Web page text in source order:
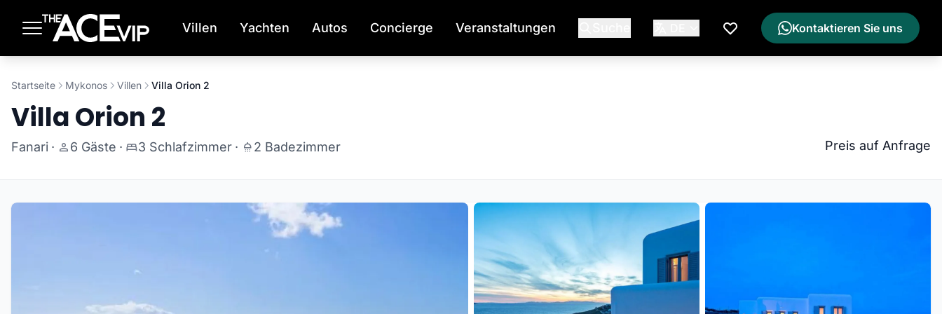
Villen Yachten Autos Concierge Veranstaltungen
Meine Wunschliste
Kontaktieren Sie uns
Startseite Mykonos Villen Villa Orion 2
Villa Orion 2
Fanari · 6 Gäste · 3 Schlafzimmer · 2 Badezimmer Preis auf Anfrage